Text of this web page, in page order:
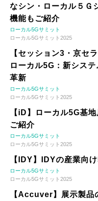
なシン・ローカル５Ｇ
機能もご紹介
ローカル5Gサミット
ローカル5Gサミット2025
【セッション3・京セ
ローカル5G：新シス
革新
ローカル5Gサミット
ローカル5Gサミット2025
【iD】ローカル5G基
ご紹介
ローカル5Gサミット
ローカル5Gサミット2025
【IDY】IDYの産業向
ローカル5Gサミット
ローカル5Gサミット2025
【Accuver】展示製品